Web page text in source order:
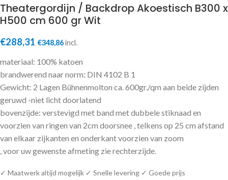
Theatergordijn / Backdrop Akoestisch B300 x
H500 cm 600 gr Wit
€288,31 €348,86incl.
materiaal: 100% katoen
brandwerend naar norm: DIN 4102 B 1
Gewicht: 2 Lagen Bühnenmolton ca. 600gr./qm aan beide zijden
geruwd -niet licht doorlatend
bovenzijde: verstevigd met band met dubbele stiknaad en
voorzien van ringen van 2cm doorsnee , telkens op 25 cm afstand
van elkaar zijkanten en onderkant voorzien van zoom
, voor uw gewenste afmeting zie rechterzijde.
✓ Maatwerk altijd mogelijk ✓ Snelle levering ✓ Goede prijs